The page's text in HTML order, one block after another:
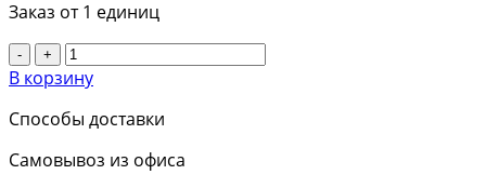
Заказ от 1 единиц
- +
В корзину
Способы доставки
Самовывоз из офиса